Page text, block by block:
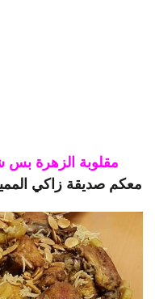
مقلوبة الزهرة بس
معكم صديقة زاكي